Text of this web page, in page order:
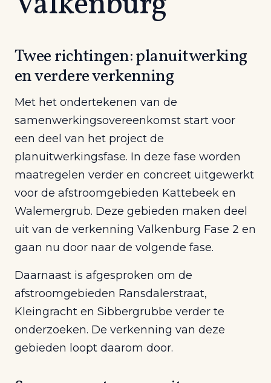
Twee richtingen: planuitwerking
en verdere verkenning
Met het ondertekenen van de
samenwerkingsovereenkomst start voor
een deel van het project de
planuitwerkingsfase. In deze fase worden
maatregelen verder en concreet uitgewerkt
voor de afstroomgebieden Kattebeek en
Walemergrub. Deze gebieden maken deel
uit van de verkenning Valkenburg Fase 2 en
gaan nu door naar de volgende fase.
Daarnaast is afgesproken om de
afstroomgebieden Ransdalerstraat,
Kleingracht en Sibbergrubbe verder te
onderzoeken. De verkenning van deze
gebieden loopt daarom door.